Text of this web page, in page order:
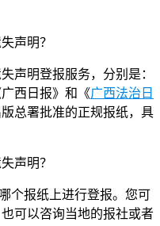
声明？
声明登报服务，分别是：
西日报》和《广西法治日
总署批准的正规报纸，具
声明？
个报纸上进行登报。您可
可以咨询当地的报社或者